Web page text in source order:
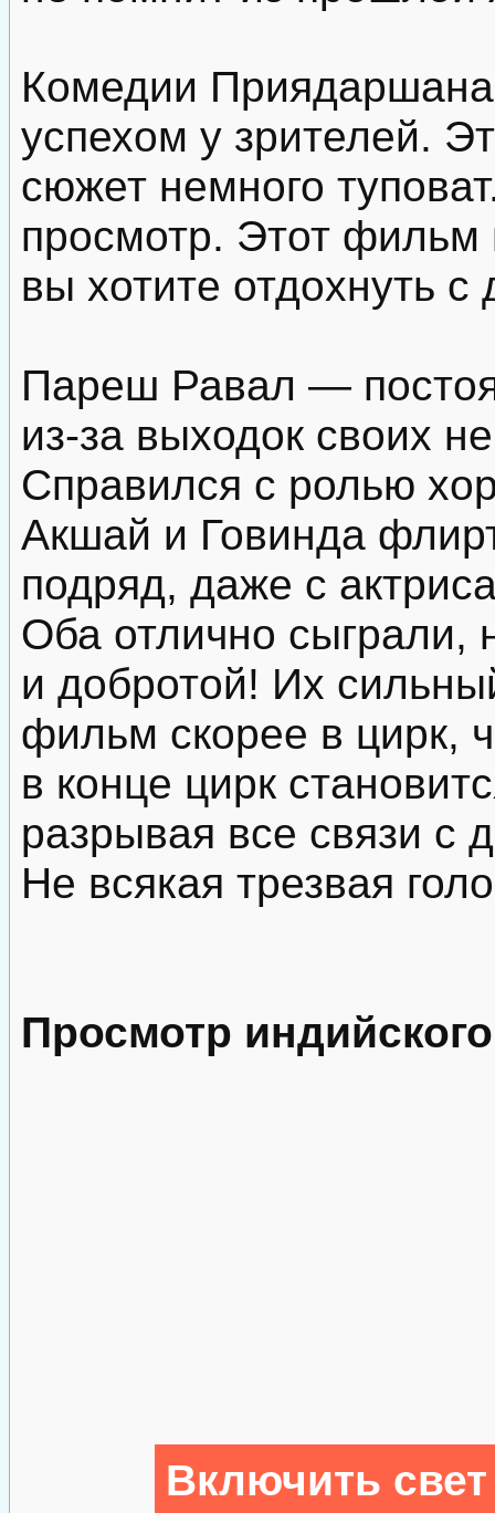
Комедии Приядаршана
успехом у зрителей.
сюжет немного
просмотр. Этот фильм
вы хотите отдохнуть
Пареш Равал —
из-за выходок своих
Справился с ролью
Акшай и Говинда
подряд, даже с
Оба отлично
и добротой! Их
фильм скорее в цирк,
в конце цирк
разрывая все связи с
Не всякая трезвая
Просмотр
Включить